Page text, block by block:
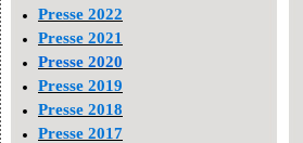
Presse 2022
Presse 2021
Presse 2020
Presse 2019
Presse 2018
Presse 2017